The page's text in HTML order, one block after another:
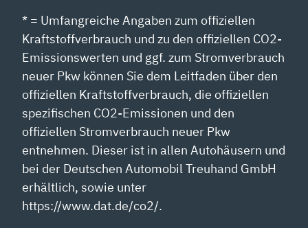
* = Umfangreiche Angaben zum offiziellen
Kraftstoffverbrauch und zu den offiziellen CO2-
Emissionswerten und ggf. zum Stromverbrauch
neuer Pkw können Sie dem Leitfaden über den
offiziellen Kraftstoffverbrauch, die offiziellen
spezifischen CO2-Emissionen und den
offiziellen Stromverbrauch neuer Pkw
entnehmen. Dieser ist in allen Autohäusern und
bei der Deutschen Automobil Treuhand GmbH
erhältlich, sowie unter
https://www.dat.de/co2/.